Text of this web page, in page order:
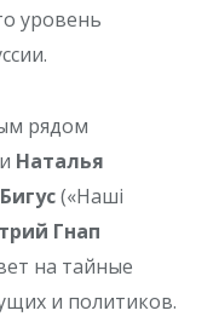
уровень
рядом
Наталья
(«Наші
Гнап
на тайные
и политиков.